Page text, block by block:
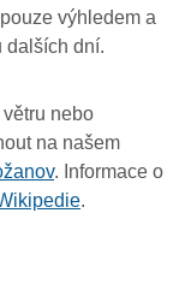
výhledem a
dalších dní.
nebo
na našem
. Informace o
.